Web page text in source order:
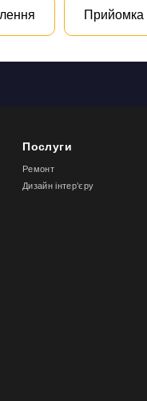
Прийомка
Послуги
Ремонт
Дизайн інтер’єру